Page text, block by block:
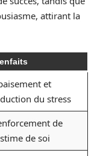
attirant la
et
du stress
de
de soi